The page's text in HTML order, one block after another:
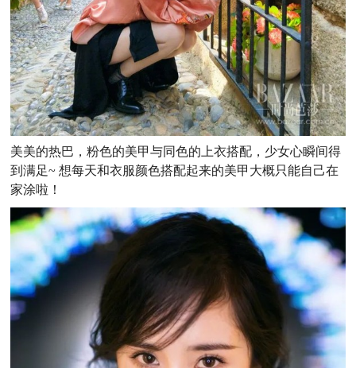
美美的热巴，粉色的美甲与同色的上衣搭配，少女心瞬间得
到满足~ 想每天和衣服颜色搭配起来的美甲大概只能自己在
家涂啦！